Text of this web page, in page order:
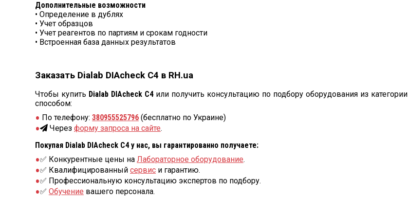
Дополнительные возможности
• Определение в дублях
• Учет образцов
• Учет реагентов по партиям и срокам годности
• Встроенная база данных результатов
Заказать Dialab DIAcheck C4 в RH.ua
Чтобы купить Dialab DIAcheck C4или получить консультацию по подбору оборудования из категории
способом:
По телефону: 380955525796 (бесплатно по Украине)
Через форму запроса на сайте.
Покупая Dialab DIAcheck C4 у нас, вы гарантированно получаете:
✅ Конкурентные цены на Лабораторное оборудование.
✅ Квалифицированный сервис и гарантию.
✅ Профессиональную консультацию экспертов по подбору.
✅ Обучение вашего персонала.